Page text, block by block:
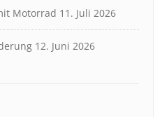
Motorrad 11. Juli 2026
12. Juni 2026